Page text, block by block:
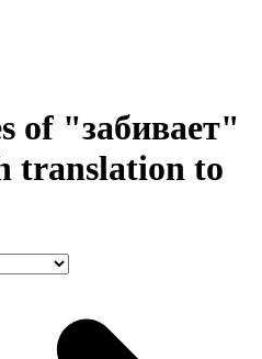
of "забивает"
translation to